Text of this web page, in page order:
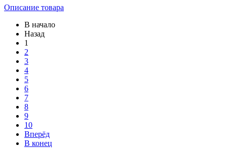
Описание товара
В начало
Назад
1
2
3
4
5
6
7
8
9
10
Вперёд
В конец